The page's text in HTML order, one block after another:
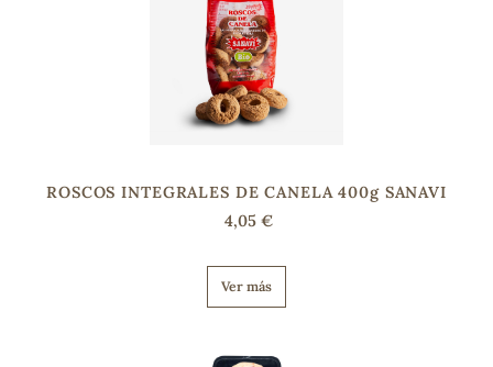
ROSCOS INTEGRALES DE CANELA 400g SANAVI
4,05 €
Ver más